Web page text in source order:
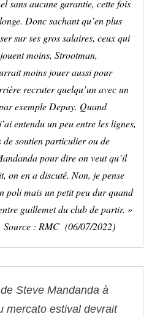
sans aucune garantie, cette fois
Donc sachant qu’en plus
sur ses gros salaires, ceux qui
moins, Strootman,
moins jouer aussi pour
recruter quelqu’un avec un
exemple Depay. Quand
entendu un peu entre les lignes,
de soutien particulier ou de
pour dire on veut qu’il
on en a discuté. Non, je pense
poli mais un petit peu dur quand
guillemet du club de partir. »
Source : RMC (06/07/2022)
Steve Mandanda à
mercato estival devrait